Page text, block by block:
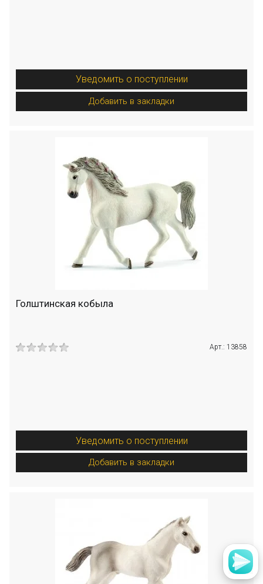
Уведомить о поступлении
Добавить в закладки
Голштинская кобыла
Арт.: 13858
Уведомить о поступлении
Добавить в закладки